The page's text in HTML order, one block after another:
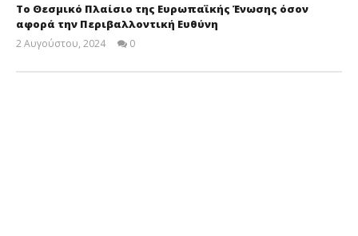
Το Θεσμικό Πλαίσιο της Ευρωπαϊκής Ένωσης όσον
αφορά την Περιβαλλοντική Ευθύνη
2 Αυγούστου, 2024
Insurance
0